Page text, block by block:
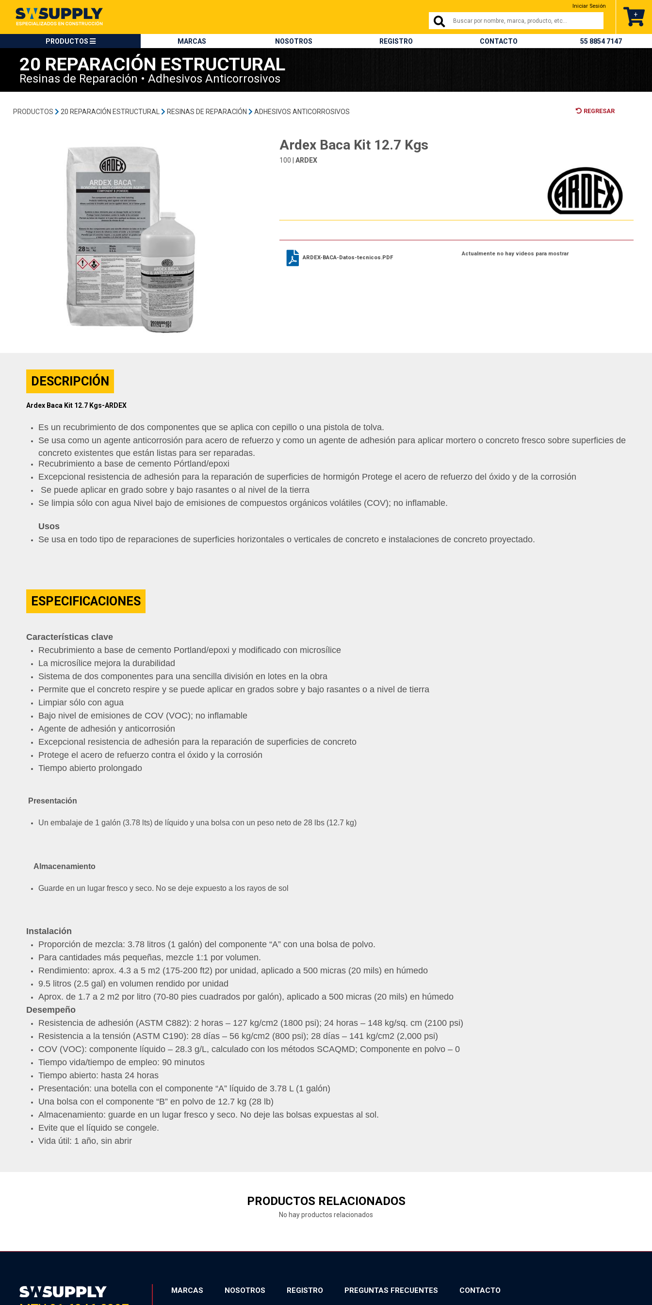
PRODUCTOS MARCAS NOSOTROS REGISTRO CONTACTO 55 8854 7147
Iniciar Sesión
+
20 REPARACIÓN ESTRUCTURAL
Resinas de Reparación • Adhesivos Anticorrosivos
PRODUCTOS 20 REPARACIÓN ESTRUCTURAL RESINAS DE REPARACIÓN ADHESIVOS ANTICORROSIVOS REGRESAR
Ardex Baca Kit 12.7 Kgs
100 |ARDEX
ARDEX-BACA-Datos-tecnicos.PDF
Actualmente no hay videos para mostrar
DESCRIPCIÓN
Ardex Baca Kit 12.7 Kgs-ARDEX
Es un recubrimiento de dos componentes que se aplica con cepillo o una pistola de tolva.
Se usa como un agente anticorrosión para acero de refuerzo y como un agente de adhesión para aplicar mortero o concreto fresco sobre superficies de
concreto existentes que están listas para ser reparadas.
Recubrimiento a base de cemento Pórtland/epoxi
Excepcional resistencia de adhesión para la reparación de superficies de hormigón Protege el acero de refuerzo del óxido y de la corrosión
Se puede aplicar en grado sobre y bajo rasantes o al nivel de la tierra
Se limpia sólo con agua Nivel bajo de emisiones de compuestos orgánicos volátiles (COV); no inflamable.
Usos
Se usa en todo tipo de reparaciones de superficies horizontales o verticales de concreto e instalaciones de concreto proyectado.
ESPECIFICACIONES
Características clave
Recubrimiento a base de cemento Portland/epoxi y modificado con microsílice
La microsílice mejora la durabilidad
Sistema de dos componentes para una sencilla división en lotes en la obra
Permite que el concreto respire y se puede aplicar en grados sobre y bajo rasantes o a nivel de tierra
Limpiar sólo con agua
Bajo nivel de emisiones de COV (VOC); no inflamable
Agente de adhesión y anticorrosión
Excepcional resistencia de adhesión para la reparación de superficies de concreto
Protege el acero de refuerzo contra el óxido y la corrosión
Tiempo abierto prolongado
Presentación
Un embalaje de 1 galón (3.78 lts) de líquido y una bolsa con un peso neto de 28 lbs (12.7 kg)
Almacenamiento
Guarde en un lugar fresco y seco. No se deje expuesto a los rayos de sol
Instalación
Proporción de mezcla: 3.78 litros (1 galón) del componente “A” con una bolsa de polvo.
Para cantidades más pequeñas, mezcle 1:1 por volumen.
Rendimiento: aprox. 4.3 a 5 m2 (175-200 ft2) por unidad, aplicado a 500 micras (20 mils) en húmedo
9.5 litros (2.5 gal) en volumen rendido por unidad
Aprox. de 1.7 a 2 m2 por litro (70-80 pies cuadrados por galón), aplicado a 500 micras (20 mils) en húmedo
Desempeño
Resistencia de adhesión (ASTM C882): 2 horas – 127 kg/cm2 (1800 psi); 24 horas – 148 kg/sq. cm (2100 psi)
Resistencia a la tensión (ASTM C190): 28 días – 56 kg/cm2 (800 psi); 28 días – 141 kg/cm2 (2,000 psi)
COV (VOC): componente líquido – 28.3 g/L, calculado con los métodos SCAQMD; Componente en polvo – 0
Tiempo vida/tiempo de empleo: 90 minutos
Tiempo abierto: hasta 24 horas
Presentación: una botella con el componente “A” líquido de 3.78 L (1 galón)
Una bolsa con el componente “B” en polvo de 12.7 kg (28 lb)
Almacenamiento: guarde en un lugar fresco y seco. No deje las bolsas expuestas al sol.
Evite que el líquido se congele.
Vida útil: 1 año, sin abrir
PRODUCTOS RELACIONADOS
No hay productos relacionados
MARCAS NOSOTROS REGISTRO PREGUNTAS FRECUENTES CONTACTO